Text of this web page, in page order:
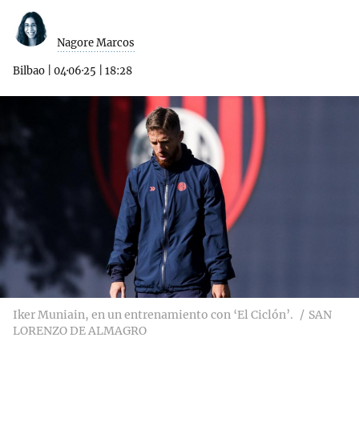
Nagore Marcos
Bilbao 04·06·25 18:28
Iker Muniain, en un entrenamiento con ‘El Ciclón’.
SAN
LORENZO DE ALMAGRO